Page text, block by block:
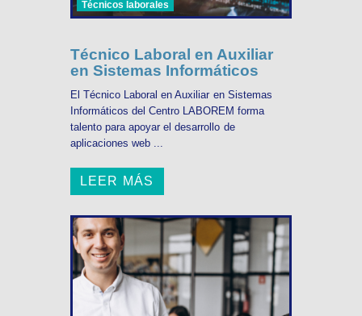
Técnicos laborales
Técnico Laboral en Auxiliar
en Sistemas Informáticos
El Técnico Laboral en Auxiliar en Sistemas
Informáticos del Centro LABOREM forma
talento para apoyar el desarrollo de
aplicaciones web ...
LEER MÁS